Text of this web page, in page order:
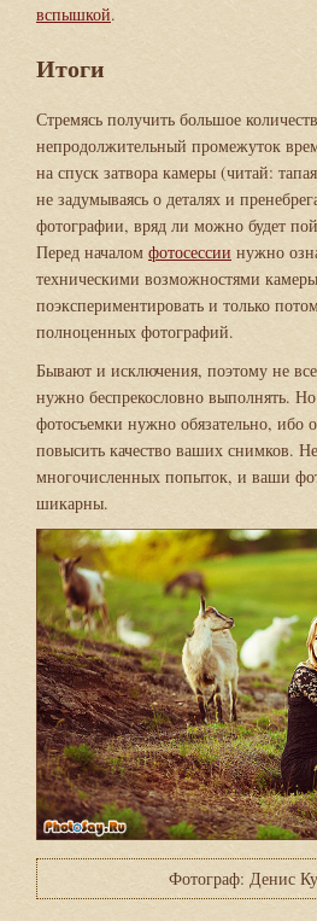
вспышкой.
Итоги
Стремясь получить большое
непродолжительный промежуток
на спуск затвора камеры (читай:
не задумываясь о деталях и
фотографии, вряд ли можно будет
Перед началом фотосессии нужно
техническими возможностями
поэкспериментировать и только
полноценных фотографий.
Бывают и исключения, поэтому не
нужно беспрекословно выполнять.
фотосъемки нужно обязательно, ибо
повысить качество ваших снимков.
многочисленных попыток, и ваши
шикарны.
Фотограф: Денис